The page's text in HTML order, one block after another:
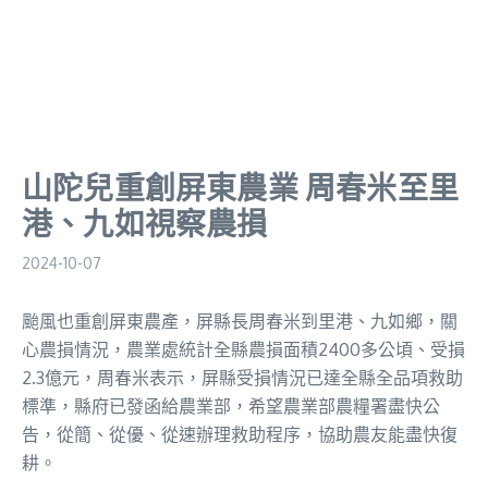
山陀兒重創屏東農業 周春米至里
港、九如視察農損
2024-10-07
颱風也重創屏東農產，屏縣長周春米到里港、九如鄉，關
心農損情況，農業處統計全縣農損面積2400多公頃、受損
2.3億元，周春米表示，屏縣受損情況已達全縣全品項救助
標準，縣府已發函給農業部，希望農業部農糧署盡快公
告，從簡、從優、從速辦理救助程序，協助農友能盡快復
耕。